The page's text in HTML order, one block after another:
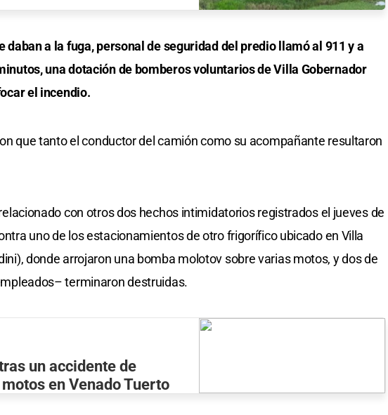
daban a la fuga, personal de seguridad del predio llamó al 911 y a
una dotación de bomberos voluntarios de Villa Gobernador
el incendio.
que tanto el conductor del camión como su acompañante resultaron
con otros dos hechos intimidatorios registrados el jueves de
uno de los estacionamientos de otro frigorífico ubicado en Villa
donde arrojaron una bomba molotov sobre varias motos, y dos de
terminaron destruidas.
un accidente de
en Venado Tuerto